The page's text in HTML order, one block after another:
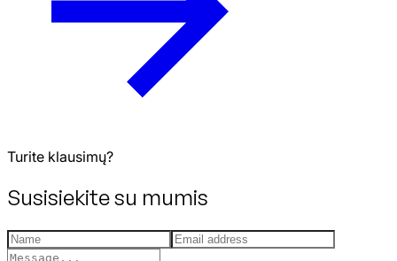
Turite klausimų?
Susisiekite su mumis